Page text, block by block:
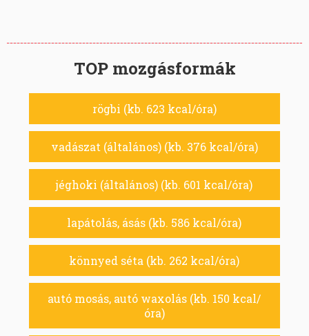
TOP mozgásformák
rögbi (kb. 623 kcal/óra)
vadászat (általános) (kb. 376 kcal/óra)
jéghoki (általános) (kb. 601 kcal/óra)
lapátolás, ásás (kb. 586 kcal/óra)
könnyed séta (kb. 262 kcal/óra)
autó mosás, autó waxolás (kb. 150 kcal/
óra)